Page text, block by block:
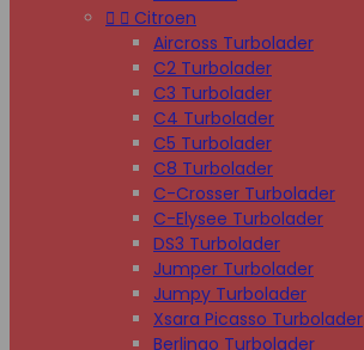
  Citroen
Aircross Turbolader
C2 Turbolader
C3 Turbolader
C4 Turbolader
C5 Turbolader
C8 Turbolader
C-Crosser Turbolader
C-Elysee Turbolader
DS3 Turbolader
Jumper Turbolader
Jumpy Turbolader
Xsara Picasso Turbolader
Berlingo Turbolader